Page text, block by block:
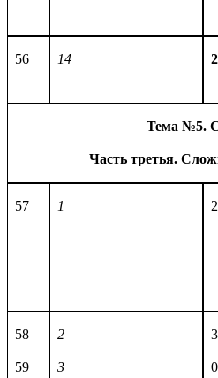
56 14
Тема №5.
Часть третья.
57 1
58
59
2
3